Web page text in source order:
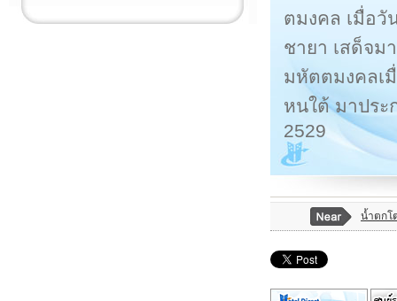
ตมงคล เมื่อวั
ชายา เสด็จม
มหัตตมงคลเ
หนใต้ มาปร
2529
น้ำตกโ